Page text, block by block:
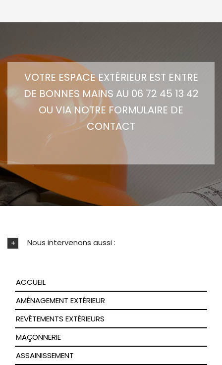
VOTRE ESPACE EXTÉRIEUR EST ENTRE
DE BONNES MAINS AU 06 72 45 13 42
OU VIA NOTRE FORMULAIRE DE
CONTACT
Nous intervenons aussi :
ACCUEIL
AMÉNAGEMENT EXTÉRIEUR
REVÊTEMENTS EXTÉRIEURS
MAÇONNERIE
ASSAINISSEMENT